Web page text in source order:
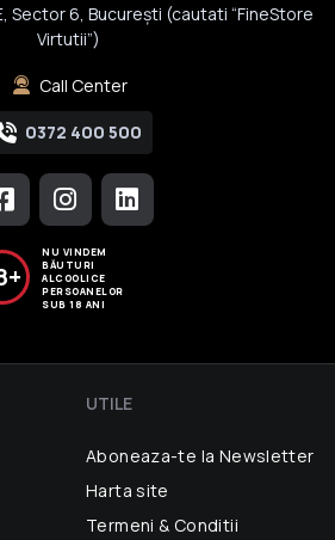
Sector 6, București (cautati “FineStore
Virtutii”)
Call Center
0372 400 500
NU VINDEM
BĂUTURI
ALCOOLICE
PERSOANELOR
SUB 18 ANI
UTILE
Aboneaza-te la Newsletter
Harta site
Termeni & Conditii